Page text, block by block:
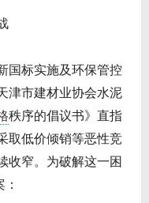
标实施及环保管控
津市建材业协会水泥
秩序的倡议书》直指
取低价倾销等恶性竞
收窄。为破解这一困